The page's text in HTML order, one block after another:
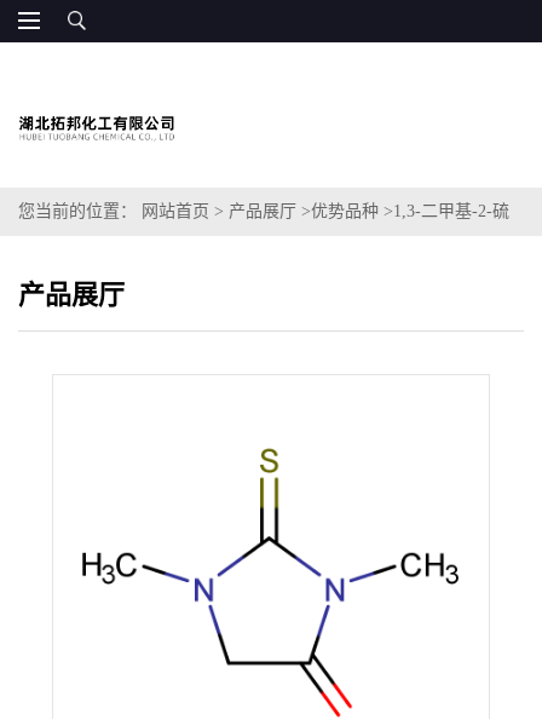
您当前的位置： 网站首页 > 产品展厅 >优势品种 >1,3-二甲基-2-硫
产品展厅